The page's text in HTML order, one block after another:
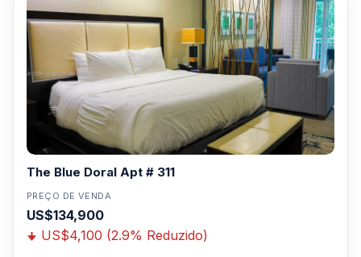
The Blue Doral Apt # 311
PREÇO DE VENDA
US$134,900
US$4,100 (2.9% Reduzido)